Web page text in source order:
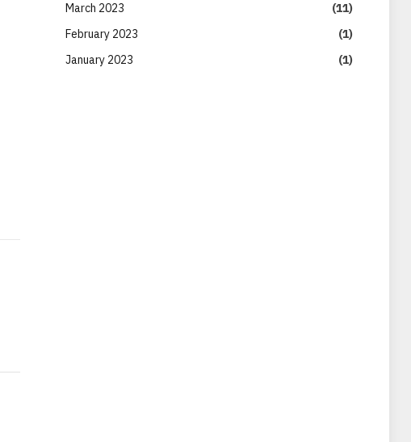
March 2023
(11)
February 2023
(1)
January 2023
(1)